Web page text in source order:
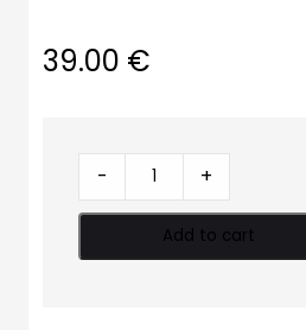
39.00 €
reguliavimo
kampu
- +
Add to cart